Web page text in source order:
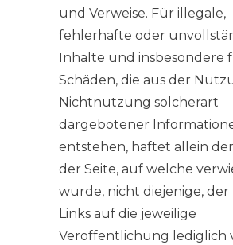
und Verweise. Für illegale,
fehlerhafte oder
Inhalte und insbesondere
Schäden, die aus der
Nichtnutzung solcherart
dargebotener
entstehen, haftet allein
der Seite, auf welche
wurde, nicht diejenige,
Links auf die jeweilige
Veröffentlichung lediglich